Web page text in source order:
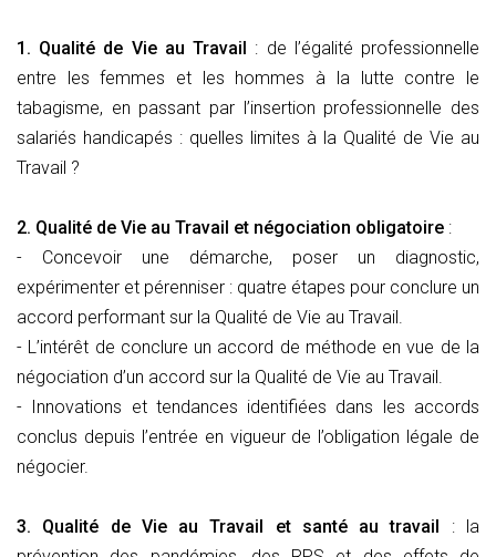
1. Qualité de Vie au Travail : de l’égalité professionnelle
entre les femmes et les hommes à la lutte contre le
tabagisme, en passant par l’insertion professionnelle des
salariés handicapés : quelles limites à la Qualité de Vie au
Travail ?
2. Qualité de Vie au Travail et négociation obligatoire :
- Concevoir une démarche, poser un diagnostic,
expérimenter et pérenniser : quatre étapes pour conclure un
accord performant sur la Qualité de Vie au Travail.
- L’intérêt de conclure un accord de méthode en vue de la
négociation d’un accord sur la Qualité de Vie au Travail.
- Innovations et tendances identifiées dans les accords
conclus depuis l’entrée en vigueur de l’obligation légale de
négocier.
3. Qualité de Vie au Travail et santé au travail : la